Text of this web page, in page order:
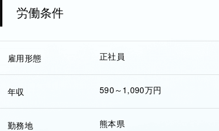
労働条件
雇用形態 正社員
年収 590～1,090万円
勤務地 熊本県